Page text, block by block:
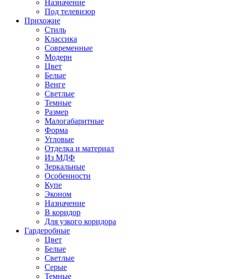
Назначение
Под телевизор
Прихожие
Стиль
Классика
Современные
Модерн
Цвет
Белые
Венге
Светлые
Темные
Размер
Малогабаритные
Форма
Угловые
Отделка и материал
Из МДФ
Зеркальные
Особенности
Купе
Эконом
Назначение
В коридор
Для узкого коридора
Гардеробные
Цвет
Белые
Светлые
Серые
Темные